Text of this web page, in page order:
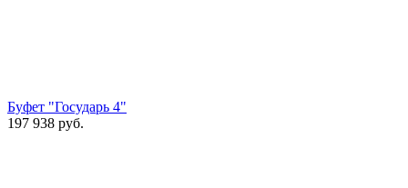
Буфет "Государь 4"
197 938 руб.